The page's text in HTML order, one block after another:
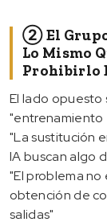
② El Grupo
Lo Mismo
Prohibirlo
El lado
"entrenamiento
"La sustitución
IA buscan algo
"El problema no
obtención de
salidas"